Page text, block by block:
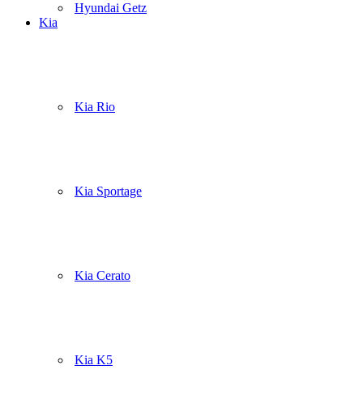
Hyundai Getz
Kia
Kia Rio
Kia Sportage
Kia Cerato
Kia K5